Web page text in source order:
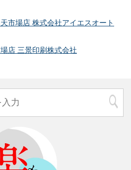
市場店 株式会社アイエスオート
店 三景印刷株式会社